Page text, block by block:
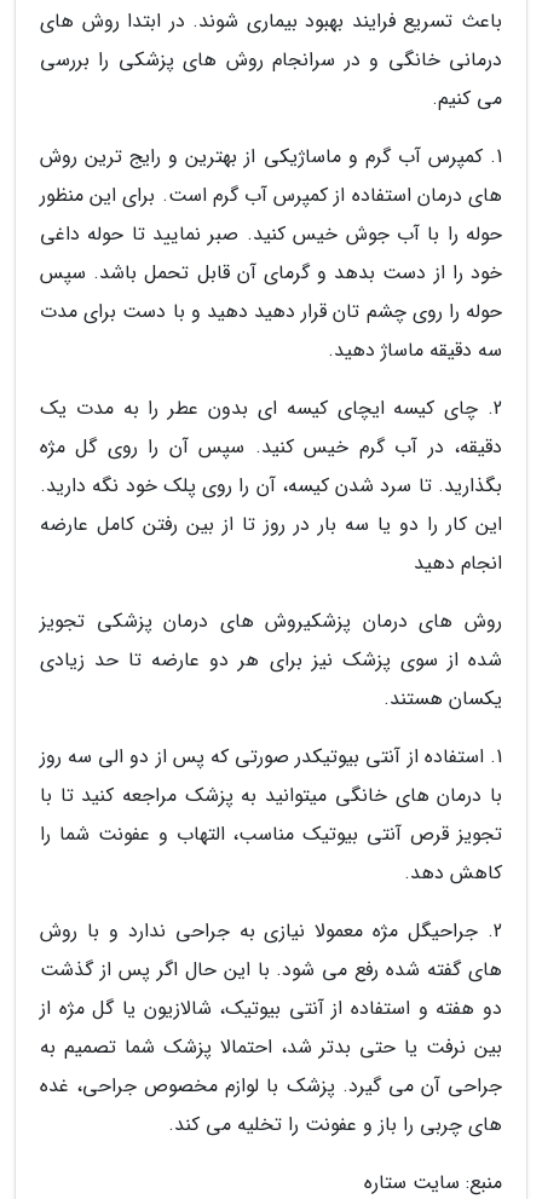
باعث تسریع فرایند بهبود بیماری شوند. در ابتدا روش های
درمانی خانگی و در سرانجام روش های پزشکی را بررسی
می کنیم.
1. کمپرس آب گرم و ماساژیکی از بهترین و رایج ترین روش
های درمان استفاده از کمپرس آب گرم است. برای این منظور
حوله را با آب جوش خیس کنید. صبر نمایید تا حوله داغی
خود را از دست بدهد و گرمای آن قابل تحمل باشد. سپس
حوله را روی چشم تان قرار دهید دهید و با دست برای مدت
سه دقیقه ماساژ دهید.
2. چای کیسه ایچای کیسه ای بدون عطر را به مدت یک
دقیقه، در آب گرم خیس کنید. سپس آن را روی گل مژه
بگذارید. تا سرد شدن کیسه، آن را روی پلک خود نگه دارید.
این کار را دو یا سه بار در روز تا از بین رفتن کامل عارضه
انجام دهید
روش های درمان پزشکیروش های درمان پزشکی تجویز
شده از سوی پزشک نیز برای هر دو عارضه تا حد زیادی
یکسان هستند.
1. استفاده از آنتی بیوتیکدر صورتی که پس از دو الی سه روز
با درمان های خانگی میتوانید به پزشک مراجعه کنید تا با
تجویز قرص آنتی بیوتیک مناسب، التهاب و عفونت شما را
کاهش دهد.
2. جراحیگل مژه معمولا نیازی به جراحی ندارد و با روش
های گفته شده رفع می شود. با این حال اگر پس از گذشت
دو هفته و استفاده از آنتی بیوتیک، شالازیون یا گل مژه از
بین نرفت یا حتی بدتر شد، احتمالا پزشک شما تصمیم به
جراحی آن می گیرد. پزشک با لوازم مخصوص جراحی، غده
های چربی را باز و عفونت را تخلیه می کند.
منبع: سایت ستاره